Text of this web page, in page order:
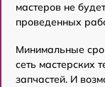
мастеров не
проведенных
Минимальные
сеть мастерских
запчастей. И